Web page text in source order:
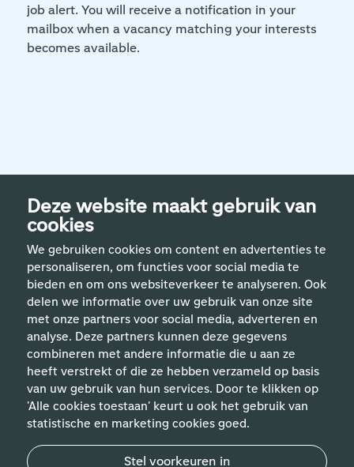
Deze website maakt gebruik van
cookies
We gebruiken cookies om content en advertenties te
personaliseren, om functies voor social media te
bieden en om ons websiteverkeer te analyseren. Ook
delen we informatie over uw gebruik van onze site
met onze partners voor social media, adverteren en
analyse. Deze partners kunnen deze gegevens
combineren met andere informatie die u aan ze
heeft verstrekt of die ze hebben verzameld op basis
van uw gebruik van hun services. Door te klikken op
'Alle cookies toestaan' keurt u ook het gebruik van
statistische en marketing cookies goed.
Stel voorkeuren in
job alert. You will receive a notification in your
mailbox when a vacancy matching your interests
becomes available.
Helpful links
Expertises
Contact